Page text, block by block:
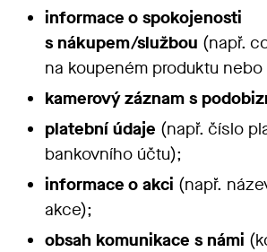
informace o spokojenosti
s nákupem/službou (např.
na koupeném produktu
kamerový záznam s
platební údaje (např. číslo
bankovního účtu);
informace o akci (např.
akce);
obsah komunikace s námi